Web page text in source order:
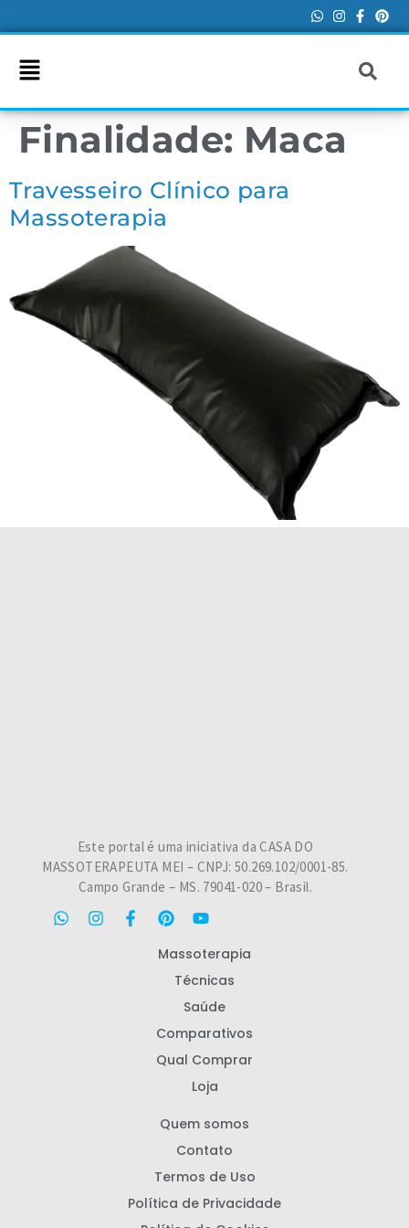
Finalidade: Maca
Travesseiro Clínico para
Massoterapia
Este portal é uma iniciativa da CASA DO
MASSOTERAPEUTA MEI – CNPJ: 50.269.102/0001-85.
Campo Grande – MS. 79041-020 – Brasil.
Massoterapia
Técnicas
Saúde
Comparativos
Qual Comprar
Loja
Quem somos
Contato
Termos de Uso
Política de Privacidade